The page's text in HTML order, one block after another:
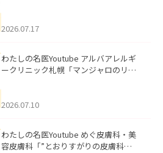
した。
2026.07.17
わたしの名医Youtube アルバアレルギ
ークリニック札幌「マンジャロのリア
た。
2026.07.10
わたしの名医Youtube めぐ皮膚科・美
容皮膚科「”とおりすがりの皮膚科